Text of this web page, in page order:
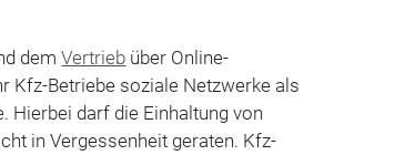
demVertrieb über Online-
Kfz-Betriebe soziale Netzwerke als
Hierbei darf die Einhaltung von
in Vergessenheit geraten. Kfz-